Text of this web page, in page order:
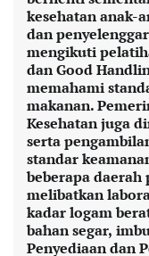
kesehatan anak-
dan
mengikuti
dan Good
memahami
makanan.
Kesehatan juga
serta
standar
beberapa daerah
melibatkan
kadar logam
bahan segar,
Penyediaan dan